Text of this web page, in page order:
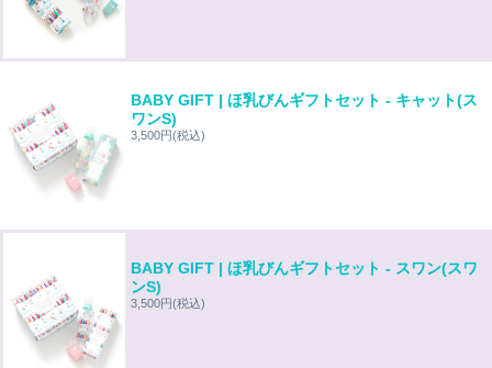
BABY GIFT | ほ乳びんギフトセット - キャット(ス
ワンS)
3,500円(税込)
BABY GIFT | ほ乳びんギフトセット - スワン(スワ
ンS)
3,500円(税込)